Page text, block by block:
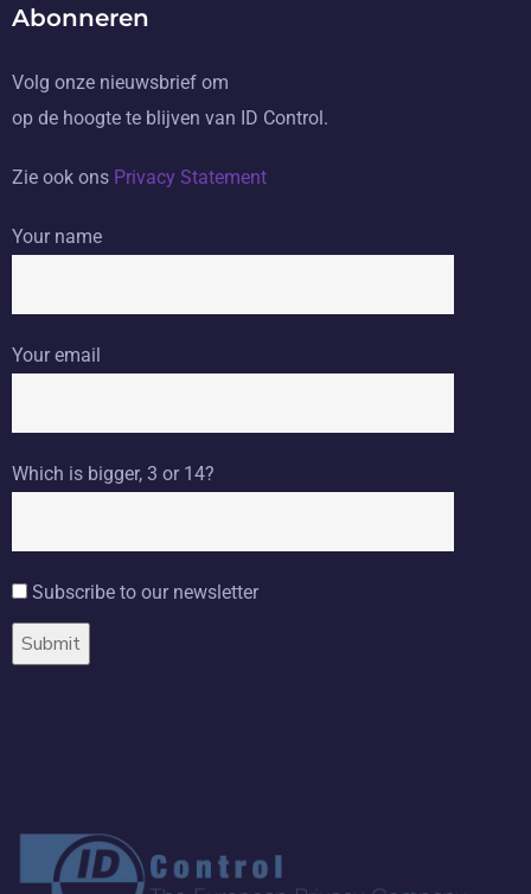
Abonneren
Volg onze nieuwsbrief om
op de hoogte te blijven van ID Control.
Zie ook ons Privacy Statement
Your name
Your email
Which is bigger, 3 or 14?
Subscribe to our newsletter